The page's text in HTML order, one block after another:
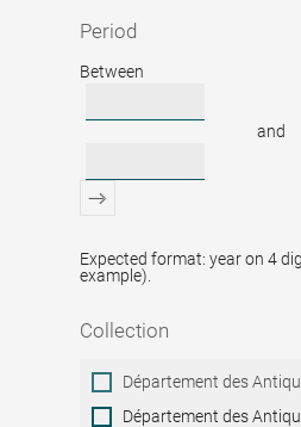
Period
Period
Between
and
Expected format: year on 4
example).
Collection
Collection
Département des
Département des